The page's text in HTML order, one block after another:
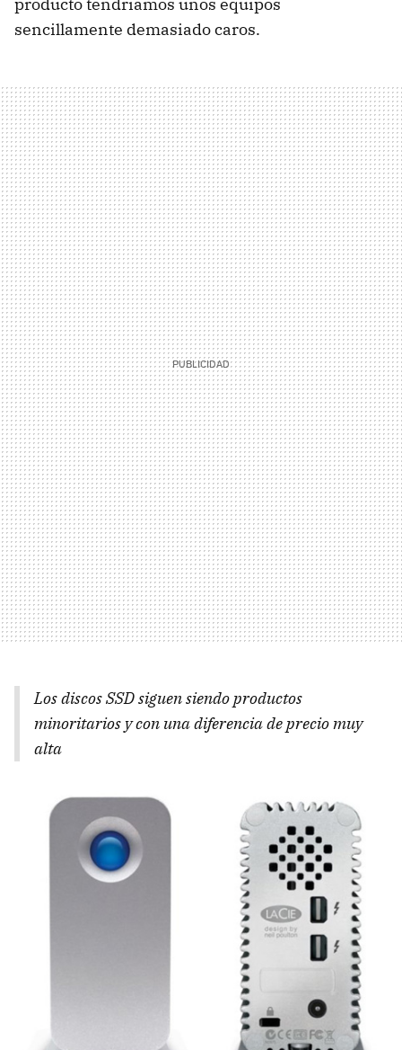
sencillamente demasiado caros.
Los discosSSDsiguen siendo productos
minoritarios y con una diferencia de precio muy
alta